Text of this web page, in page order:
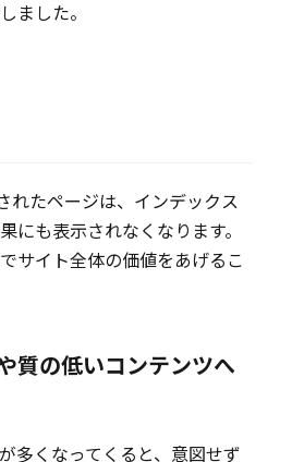
ました。
れたページは、インデックス
にも表示されなくなります。
サイト全体の価値をあげるこ
質の低いコンテンツへ
多くなってくると、意図せず